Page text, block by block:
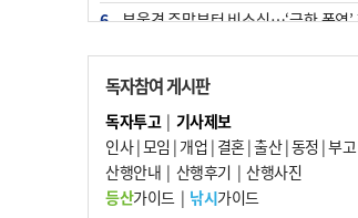
6
부울경 주말부터 비소식…‘극한 폭염’
7
“낙동강권 삼락·을숙도·다대포 연결
부산 관광 키우자”
8
오늘의 날씨- 2026년 8월 7일
9
외국인 선원 ‘인신매매 경유지’ 된 부
우려가 현실로
독자참여 게시판
독자투고| 기사제보
인사|모임 | 개업 | 결혼|출산|동정 |부고
산행안내 | 산행후기 | 산행사진
등산가이드| 낚시가이드